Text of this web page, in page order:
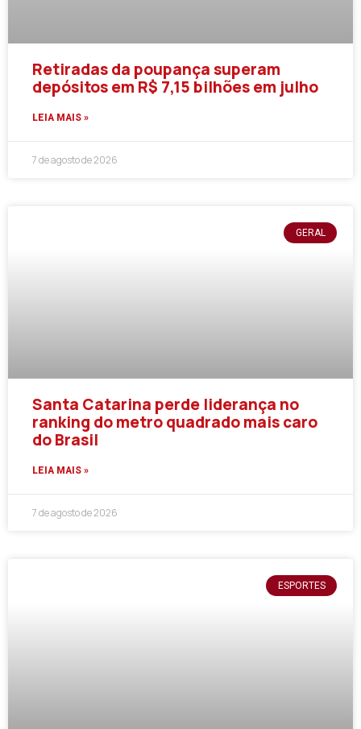
Retiradas da poupança superam
depósitos em R$ 7,15 bilhões em julho
LEIA MAIS »
7 de agosto de 2026
GERAL
Santa Catarina perde liderança no
ranking do metro quadrado mais caro
do Brasil
LEIA MAIS »
7 de agosto de 2026
ESPORTES